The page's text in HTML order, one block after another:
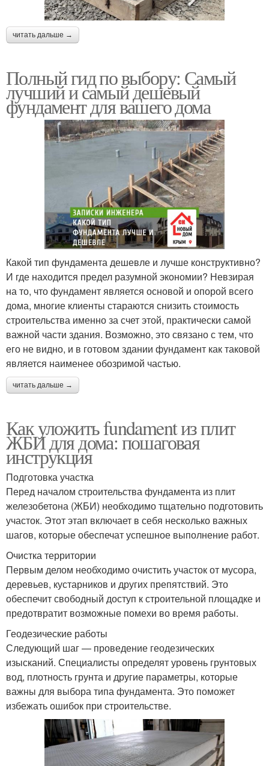
читать дальше →
Полный гид по выбору: Самый
лучший и самый дешевый
фундамент для вашего дома
Какой тип фундамента дешевле и лучше конструктивно?
И где находится предел разумной экономии? Невзирая
на то, что фундамент является основой и опорой всего
дома, многие клиенты стараются снизить стоимость
строительства именно за счет этой, практически самой
важной части здания. Возможно, это связано с тем, что
его не видно, и в готовом здании фундамент как таковой
является наименее обозримой частью.
читать дальше →
Как уложить fundament из плит
ЖБИ для дома: пошаговая
инструкция
Подготовка участка
Перед началом строительства фундамента из плит
железобетона (ЖБИ) необходимо тщательно подготовить
участок. Этот этап включает в себя несколько важных
шагов, которые обеспечат успешное выполнение работ.
Очистка территории
Первым делом необходимо очистить участок от мусора,
деревьев, кустарников и других препятствий. Это
обеспечит свободный доступ к строительной площадке и
предотвратит возможные помехи во время работы.
Геодезические работы
Следующий шаг — проведение геодезических
изысканий. Специалисты определят уровень грунтовых
вод, плотность грунта и другие параметры, которые
важны для выбора типа фундамента. Это поможет
избежать ошибок при строительстве.